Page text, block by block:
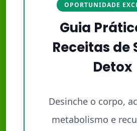
OPORTUNIDADE
Guia
Receitas de
Detox
Desinche o corpo,
metabolismo e